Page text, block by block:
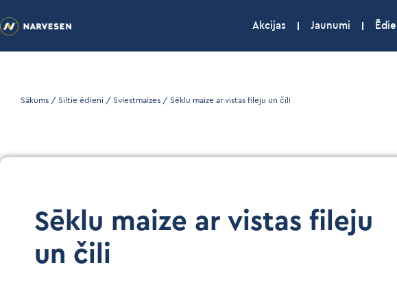
Akcijas Jaunumi
Sākums / Siltie ēdieni / Sviestmaizes / Sēklu maize ar vistas fileju un čili
Sēklu maize ar vistas fileju
un čili